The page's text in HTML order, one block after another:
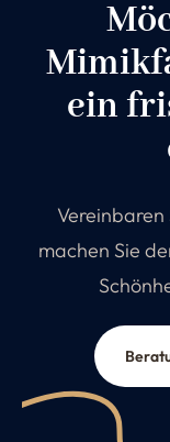
ein
machen Sie